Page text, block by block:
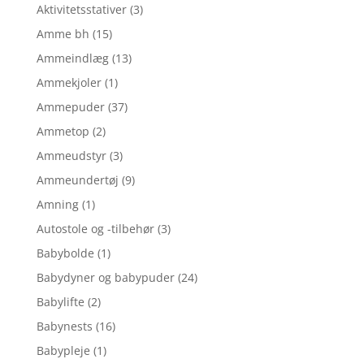
Aktivitetsstativer (3)
Amme bh (15)
Ammeindlæg (13)
Ammekjoler (1)
Ammepuder (37)
Ammetop (2)
Ammeudstyr (3)
Ammeundertøj (9)
Amning (1)
Autostole og -tilbehør (3)
Babybolde (1)
Babydyner og babypuder (24)
Babylifte (2)
Babynests (16)
Babypleje (1)